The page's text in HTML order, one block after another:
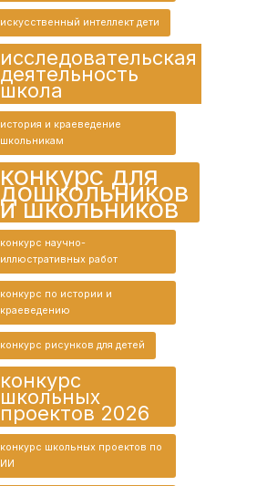
искусственный интеллект дети
исследовательская
деятельность
школа
история и краеведение
школьникам
конкурс для
дошкольников
и школьников
конкурс научно-
иллюстративных работ
конкурс по истории и
краеведению
конкурс рисунков для детей
конкурс
школьных
проектов 2026
конкурс школьных проектов по
ИИ